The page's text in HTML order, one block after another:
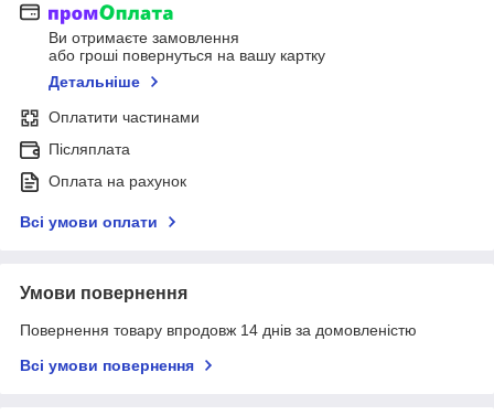
Ви отримаєте замовлення
або гроші повернуться на вашу картку
Детальніше
Оплатити частинами
Післяплата
Оплата на рахунок
Всі умови оплати
Умови повернення
Повернення товару впродовж 14 днів за домовленістю
Всі умови повернення